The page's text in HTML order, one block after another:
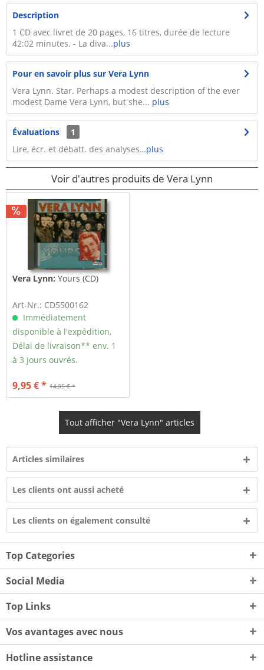
Description
1 CD avec livret de 20 pages, 16 titres, durée de lecture
42:02 minutes. - La diva...plus
Pour en savoir plus sur Vera Lynn
Vera Lynn. Star. Perhaps a modest description of the ever
modest Dame Vera Lynn, but she... plus
Évaluations
1
Lire, écr. et débatt. des analyses…plus
Voir d'autres produits de Vera Lynn
Vera Lynn: Yours (CD)
Art-Nr.: CD5500162
Immédiatement
disponible à l'expédition,
Délai de livraison** env. 1
à 3 jours ouvrés.
14,95 € *
9,95 € *
Tout afficher "Vera Lynn" articles
Articles similaires
Les clients ont aussi acheté
Les clients on également consulté
Top Categories
Social Media
Top Links
Vos avantages avec nous
Hotline assistance